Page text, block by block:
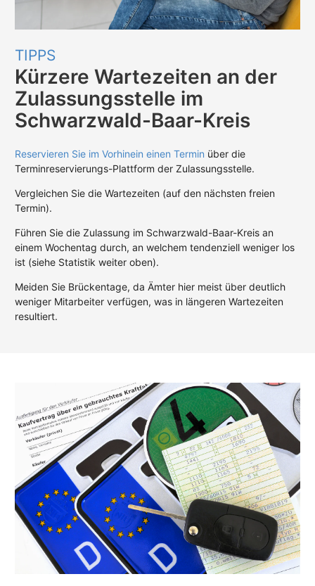
TIPPS
Kürzere Wartezeiten an der
Zulassungsstelle im
Schwarzwald-Baar-Kreis
Reservieren Sie im Vorhinein einen Termin über die
Terminreservierungs-Plattform der Zulassungsstelle.
Vergleichen Sie die Wartezeiten (auf den nächsten freien
Termin).
Führen Sie die Zulassung im Schwarzwald-Baar-Kreis an
einem Wochentag durch, an welchem tendenziell weniger los
ist (siehe Statistik weiter oben).
Meiden Sie Brückentage, da Ämter hier meist über deutlich
weniger Mitarbeiter verfügen, was in längeren Wartezeiten
resultiert.